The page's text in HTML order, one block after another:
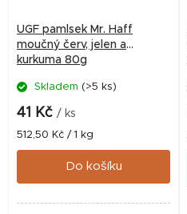
UGF pamlsek Mr. Haff
moučný červ, jelen a
kurkuma 80g
Skladem (>5 ks)
41 Kč / ks
Měrná
512,50 Kč / 1 kg
Do košíku